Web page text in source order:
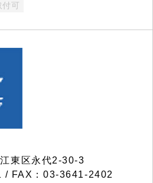
付可
東区永代2-30-3
/ FAX：03-3641-2402